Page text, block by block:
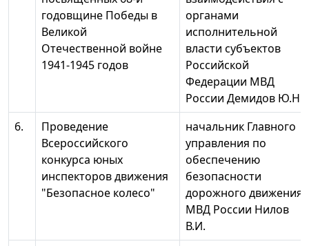
годовщине Победы в
Великой
Отечественной войне
1941-1945 годов
органами
исполнительной
власти субъектов
Российской
Федерации МВД
России Демидов Ю.Н.
6.
Проведение
Всероссийского
конкурса юных
инспекторов движения
"Безопасное колесо"
начальник Главного
управления по
обеспечению
безопасности
дорожного движения
МВД России Нилов
В.И.